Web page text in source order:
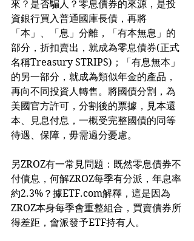
來？是否騙人？零息債券的來源，是投
資銀行買入普通國庫長債，再將
「本」、「息」分離，「有本無息」的
部分，折扣賣出，就成為零息債券(正式
名稱Treasury STRIPS)；「有息無本」
的另一部分，就成為類似年金的產品，
再向不同投資人轉售。將國債分割，為
美國官方許可，分割後的票據，見本還
本、見息付息，一概受完整國債的同等
待遇、保障，毋需過分憂慮。
另ZROZ有一常見問題：既然零息債券不
付債息，何解ZROZ每季有分派，年息率
約2.3%？據ETF.com解釋，這是因為
ZROZ本身每季會重整組合，買賣債券所
得差距，會派發予ETF持有人。